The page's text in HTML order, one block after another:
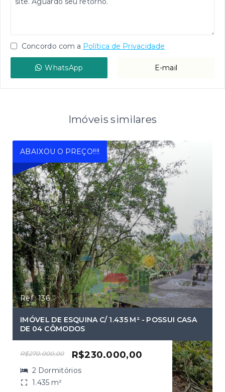
Concordo com a Política de Privacidade
WhatsApp E-mail
Imóveis similares
ABAIXOU O PREÇO!!!!
Ref.: 136
IMÓVEL DE ESQUINA C/ 1.435 M² - POSSUI CASA
DE 04 CÔMODOS
R$270.000,00 R$230.000,00
2 Dormitórios
1.435 m²